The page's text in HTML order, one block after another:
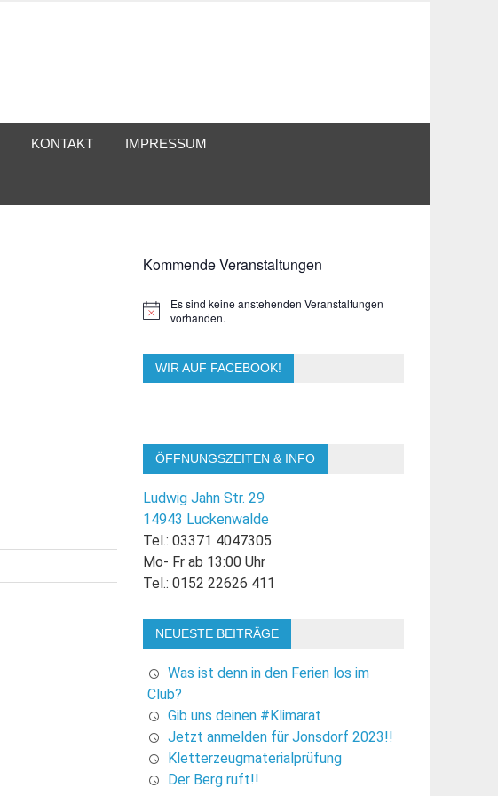
KONTAKT IMPRESSUM
Kommende Veranstaltungen
Hinweis
Es sind keine anstehenden Veranstaltungen
vorhanden.
WIR AUF FACEBOOK!
ÖFFNUNGSZEITEN & INFO
Ludwig Jahn Str. 29
14943 Luckenwalde
Tel.: 03371 4047305
Mo- Fr ab 13:00 Uhr
Tel.: 0152 22626 411
NEUESTE BEITRÄGE
Was ist denn in den Ferien los im
Club?
Gib uns deinen #Klimarat
Jetzt anmelden für Jonsdorf 2023!!
Kletterzeugmaterialprüfung
Der Berg ruft!!